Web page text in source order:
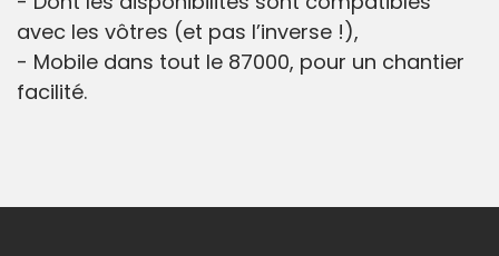
avec les vôtres (et pas l’inverse !),
- Mobile dans tout le 87000, pour un chantier
facilité.